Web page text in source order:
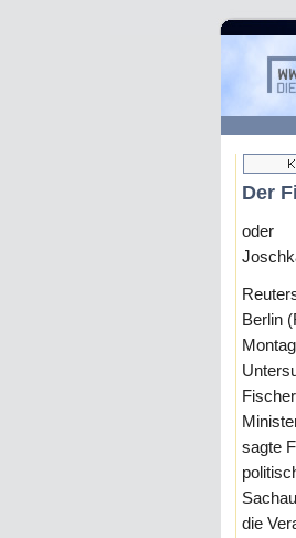
Der
oder
Berlin
sagte
die